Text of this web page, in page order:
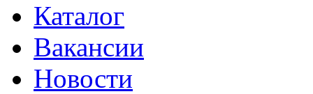
Каталог
Вакансии
Новости